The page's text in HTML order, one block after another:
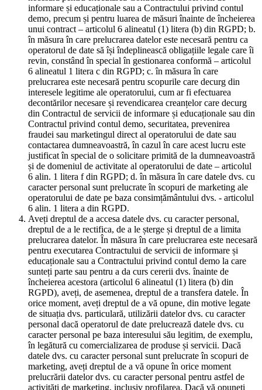
informare și educaționale sau a Contractului privind contul
demo, precum și pentru luarea de măsuri înainte de încheierea
unui contract – articolul 6 alineatul (1) litera (b) din RGPD; b.
în măsura în care prelucrarea datelor este necesară pentru ca
operatorul de date să își îndeplinească obligațiile legale care îi
revin, constând în special în gestionarea conformă – articolul
6 alineatul 1 litera c din RGPD; c. în măsura în care
prelucrarea este necesară pentru scopurile care decurg din
interesele legitime ale operatorului, cum ar fi efectuarea
decontărilor necesare și revendicarea creanțelor care decurg
din Contractul de servicii de informare și educaționale sau din
Contractul privind contul demo, securitatea, prevenirea
fraudei sau marketingul direct al operatorului de date sau
contactarea dumneavoastră, în cazul în care acest lucru este
justificat în special de o solicitare primită de la dumneavoastră
și de domeniul de activitate al operatorului de date – articolul
6 alin. 1 litera f din RGPD; d. în măsura în care datele dvs. cu
caracter personal sunt prelucrate în scopuri de marketing ale
operatorului de date pe baza consimțământului dvs. - articolul
6 alin. 1 litera a din RGPD.
Aveți dreptul de a accesa datele dvs. cu caracter personal,
dreptul de a le rectifica, de a le șterge și dreptul de a limita
prelucrarea datelor. În măsura în care prelucrarea este necesară
pentru executarea Contractului de servicii de informare și
educaționale sau a Contractului privind contul demo la care
sunteți parte sau pentru a da curs cererii dvs. înainte de
încheierea acestora (articolul 6 alineatul (1) litera (b) din
RGPD), aveți, de asemenea, dreptul de a transfera datele. În
orice moment, aveți dreptul de a vă opune, din motive legate
de situația dvs. particulară, utilizării datelor dvs. cu caracter
personal dacă operatorul de date prelucrează datele dvs. cu
caracter personal pe baza interesului său legitim, de exemplu,
în legătură cu comercializarea de produse și servicii. Dacă
datele dvs. cu caracter personal sunt prelucrate în scopuri de
marketing, aveți dreptul de a vă opune în orice moment
prelucrării datelor dvs. cu caracter personal pentru astfel de
activități de marketing, inclusiv profilarea. Dacă vă opuneți